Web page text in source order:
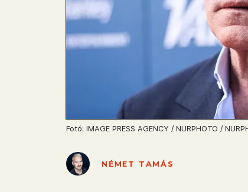
Fotó: IMAGE PRESS AGENCY / NURPHOTO /
NÉMET TAMÁS